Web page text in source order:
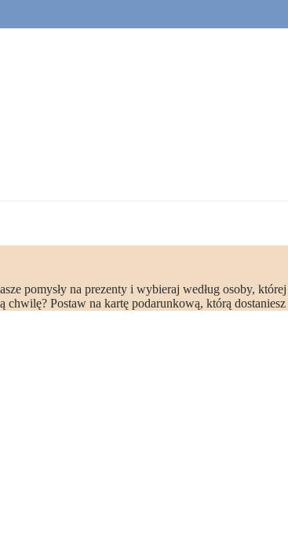
pomysły na prezenty i wybieraj według osoby,
Postaw na kartę podarunkową, którą dostaniesz